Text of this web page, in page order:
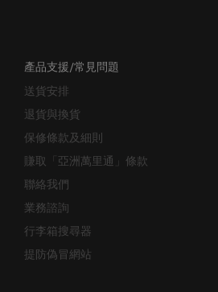
產品支援/常見問題
送貨安排
退貨與換貨
保修條款及細則
賺取「亞洲萬里通」條款
聯絡我們
業務諮詢
行李箱搜尋器
提防偽冒網站